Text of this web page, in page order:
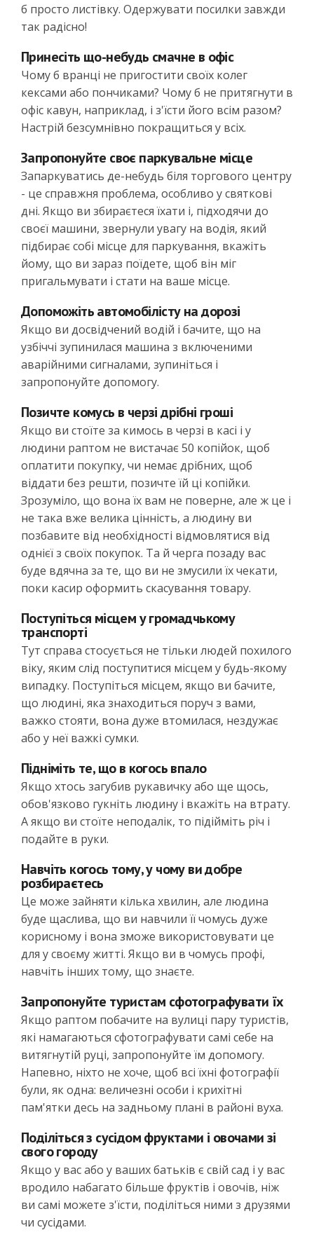
б просто листівку. Одержувати посилки завжди
так радісно!
Принесіть що-небудь смачне в офіс
Чому б вранці не пригостити своїх колег
кексами або пончиками? Чому б не притягнути в
офіс кавун, наприклад, і з'їсти його всім разом?
Настрій безсумнівно покращиться у всіх.
Запропонуйте своє паркувальне місце
Запаркуватись де-небудь біля торгового центру
- це справжня проблема, особливо у святкові
дні. Якщо ви збираєтеся їхати і, підходячи до
своєї машини, звернули увагу на водія, який
підбирає собі місце для паркування, вкажіть
йому, що ви зараз поїдете, щоб він міг
пригальмувати і стати на ваше місце.
Допоможіть автомобілісту на дорозі
Якщо ви досвідчений водій і бачите, що на
узбіччі зупинилася машина з включеними
аварійними сигналами, зупиніться і
запропонуйте допомогу.
Позичте комусь в черзі дрібні гроші
Якщо ви стоїте за кимось в черзі в касі і у
людини раптом не вистачає 50 копійок, щоб
оплатити покупку, чи немає дрібних, щоб
віддати без решти, позичте їй ці копійки.
Зрозуміло, що вона їх вам не поверне, але ж це і
не така вже велика цінність, а людину ви
позбавите від необхідності відмовлятися від
однієї з своїх покупок. Та й черга позаду вас
буде вдячна за те, що ви не змусили їх чекати,
поки касир оформить скасування товару.
Поступіться місцем у громадчькому
транспорті
Тут справа стосується не тільки людей похилого
віку, яким слід поступитися місцем у будь-якому
випадку. Поступіться місцем, якщо ви бачите,
що людині, яка знаходиться поруч з вами,
важко стояти, вона дуже втомилася, нездужає
або у неї важкі сумки.
Підніміть те, що в когось впало
Якщо хтось загубив рукавичку або ще щось,
обов'язково гукніть людину і вкажіть на втрату.
А якщо ви стоїте неподалік, то підійміть річ і
подайте в руки.
Навчіть когось тому, у чому ви добре
розбираєтесь
Це може зайняти кілька хвилин, але людина
буде щаслива, що ви навчили її чомусь дуже
корисному і вона зможе використовувати це
для у своєму житті. Якщо ви в чомусь профі,
навчіть інших тому, що знаєте.
Запропонуйте туристам сфотографувати їх
Якщо раптом побачите на вулиці пару туристів,
які намагаються сфотографувати самі себе на
витягнутій руці, запропонуйте їм допомогу.
Напевно, ніхто не хоче, щоб всі їхні фотографії
були, як одна: величезні особи і крихітні
пам'ятки десь на задньому плані в районі вуха.
Поділіться з сусідом фруктами і овочами зі
свого городу
Якщо у вас або у ваших батьків є свій сад і у вас
вродило набагато більше фруктів і овочів, ніж
ви самі можете з'їсти, поділіться ними з друзями
чи сусідами.